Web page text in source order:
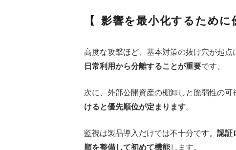
影響を最小化するために
高度な攻撃ほど、基本対策の抜け穴が起点
日常利用から分離することが重要です。
次に、外部公開資産の棚卸しと脆弱性の
けると優先順位が定まります。
監視は製品導入だけでは不十分です。 認証
順を整備して初めて機能します。